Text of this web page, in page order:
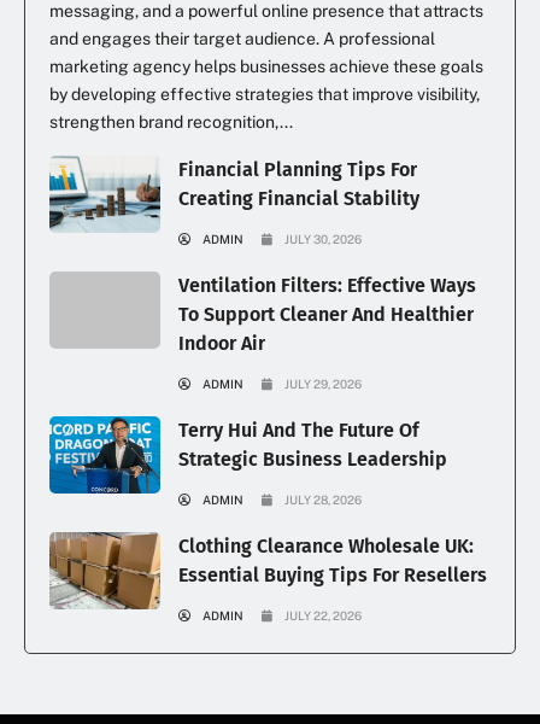
messaging, and a powerful online presence that attracts
and engages their target audience. A professional
marketing agency helps businesses achieve these goals
by developing effective strategies that improve visibility,
strengthen brand recognition,...
Financial Planning Tips For
Creating Financial Stability
ADMIN JULY 30, 2026
Ventilation Filters: Effective Ways
To Support Cleaner And Healthier
Indoor Air
ADMIN JULY 29, 2026
Terry Hui And The Future Of
Strategic Business Leadership
ADMIN JULY 28, 2026
Clothing Clearance Wholesale UK:
Essential Buying Tips For Resellers
ADMIN JULY 22, 2026